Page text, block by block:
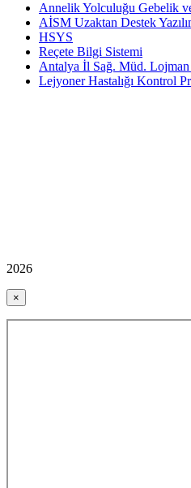
Annelik Yolculuğu Gebelik
AİSM Uzaktan Destek
HSYS
Reçete Bilgi Sistemi
Antalya İl Sağ. Müd.
Lejyoner Hastalığı Kontrol
2026
×